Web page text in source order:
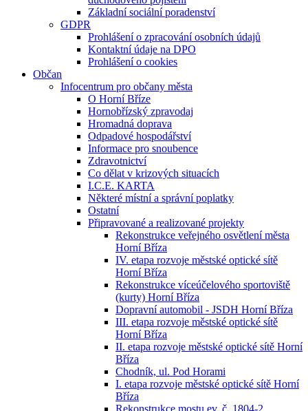
Základní sociální poradenství
GDPR
Prohlášení o zpracování osobních údajů
Kontaktní údaje na DPO
Prohlášení o cookies
Občan
Infocentrum pro občany města
O Horní Bříze
Hornobřízský zpravodaj
Hromadná doprava
Odpadové hospodářství
Informace pro snoubence
Zdravotnictví
Co dělat v krizových situacích
I.C.E. KARTA
Některé místní a správní poplatky
Ostatní
Připravované a realizované projekty
Rekonstrukce veřejného osvětlení města
Horní Bříza
IV. etapa rozvoje městské optické sítě
Horní Bříza
Rekonstrukce víceúčelového sportoviště
(kurty) Horní Bříza
Dopravní automobil - JSDH Horní Bříza
III. etapa rozvoje městské optické sítě
Horní Bříza
II. etapa rozvoje městské optické sítě Horní
Bříza
Chodník, ul. Pod Horami
I. etapa rozvoje městské optické sítě Horní
Bříza
Rekonstrukce mostu ev. č. 1804-2